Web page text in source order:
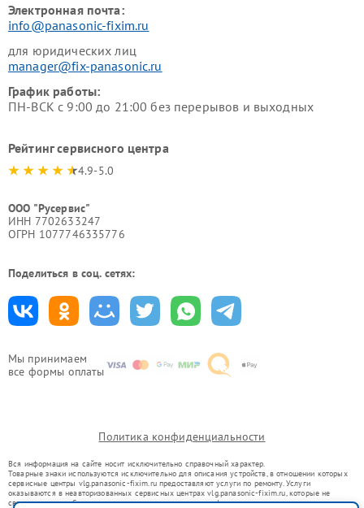
Мы принимаем
все формы оплаты
Электронная почта:
info@panasonic-fixim.ru
для юридических лиц
manager@fix-panasonic.ru
График работы:
ПН-ВСК с 9:00 до 21:00 без перерывов и выходных
Рейтинг сервисного центра
4.9-5.0
ООО "Русервис"
ИНН 7702633247
ОГРН 1077746335776
Поделиться в соц. сетях:
Политика конфиденциальности
Вся информация на сайте носит исключительно справочный характер.
Товарные знаки используются исключительно для описания устройств, в отношении которых
сервисные центры vlg.panasonic-fixim.ru предоставляют услуги по ремонту. Услуги
оказываются в неавторизованных сервисных центрах vlg.panasonic-fixim.ru, которые не
связаны с правообладателями товарных знаков или их официальными представителями.